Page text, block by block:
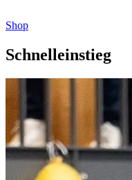
Shop
Schnelleinstieg